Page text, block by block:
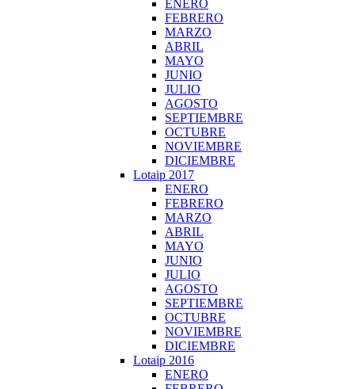
ENERO
FEBRERO
MARZO
ABRIL
MAYO
JUNIO
JULIO
AGOSTO
SEPTIEMBRE
OCTUBRE
NOVIEMBRE
DICIEMBRE
Lotaip 2017
ENERO
FEBRERO
MARZO
ABRIL
MAYO
JUNIO
JULIO
AGOSTO
SEPTIEMBRE
OCTUBRE
NOVIEMBRE
DICIEMBRE
Lotaip 2016
ENERO